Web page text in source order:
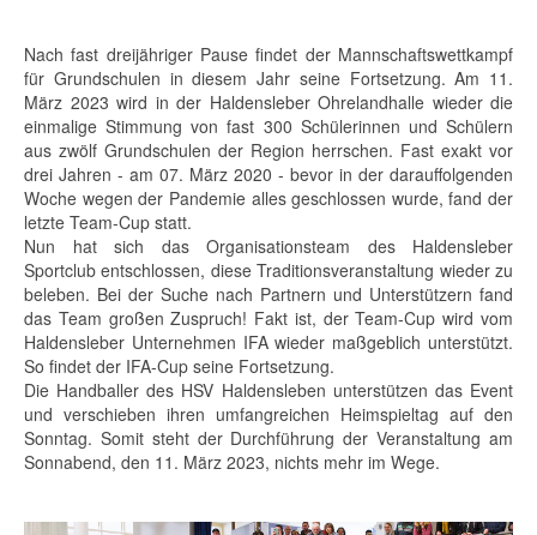
Nach fast dreijähriger Pause findet der Mannschaftswettkampf
für Grundschulen in diesem Jahr seine Fortsetzung. Am 11.
März 2023 wird in der Haldensleber Ohrelandhalle wieder die
einmalige Stimmung von fast 300 Schülerinnen und Schülern
aus zwölf Grundschulen der Region herrschen. Fast exakt vor
drei Jahren - am 07. März 2020 - bevor in der darauffolgenden
Woche wegen der Pandemie alles geschlossen wurde, fand der
letzte Team-Cup statt.
Nun hat sich das Organisationsteam des Haldensleber
Sportclub entschlossen, diese Traditionsveranstaltung wieder zu
beleben. Bei der Suche nach Partnern und Unterstützern fand
das Team großen Zuspruch! Fakt ist, der Team-Cup wird vom
Haldensleber Unternehmen IFA wieder maßgeblich unterstützt.
So findet der IFA-Cup seine Fortsetzung.
Die Handballer des HSV Haldensleben unterstützen das Event
und verschieben ihren umfangreichen Heimspieltag auf den
Sonntag. Somit steht der Durchführung der Veranstaltung am
Sonnabend, den 11. März 2023, nichts mehr im Wege.